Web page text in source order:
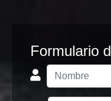
Formulario